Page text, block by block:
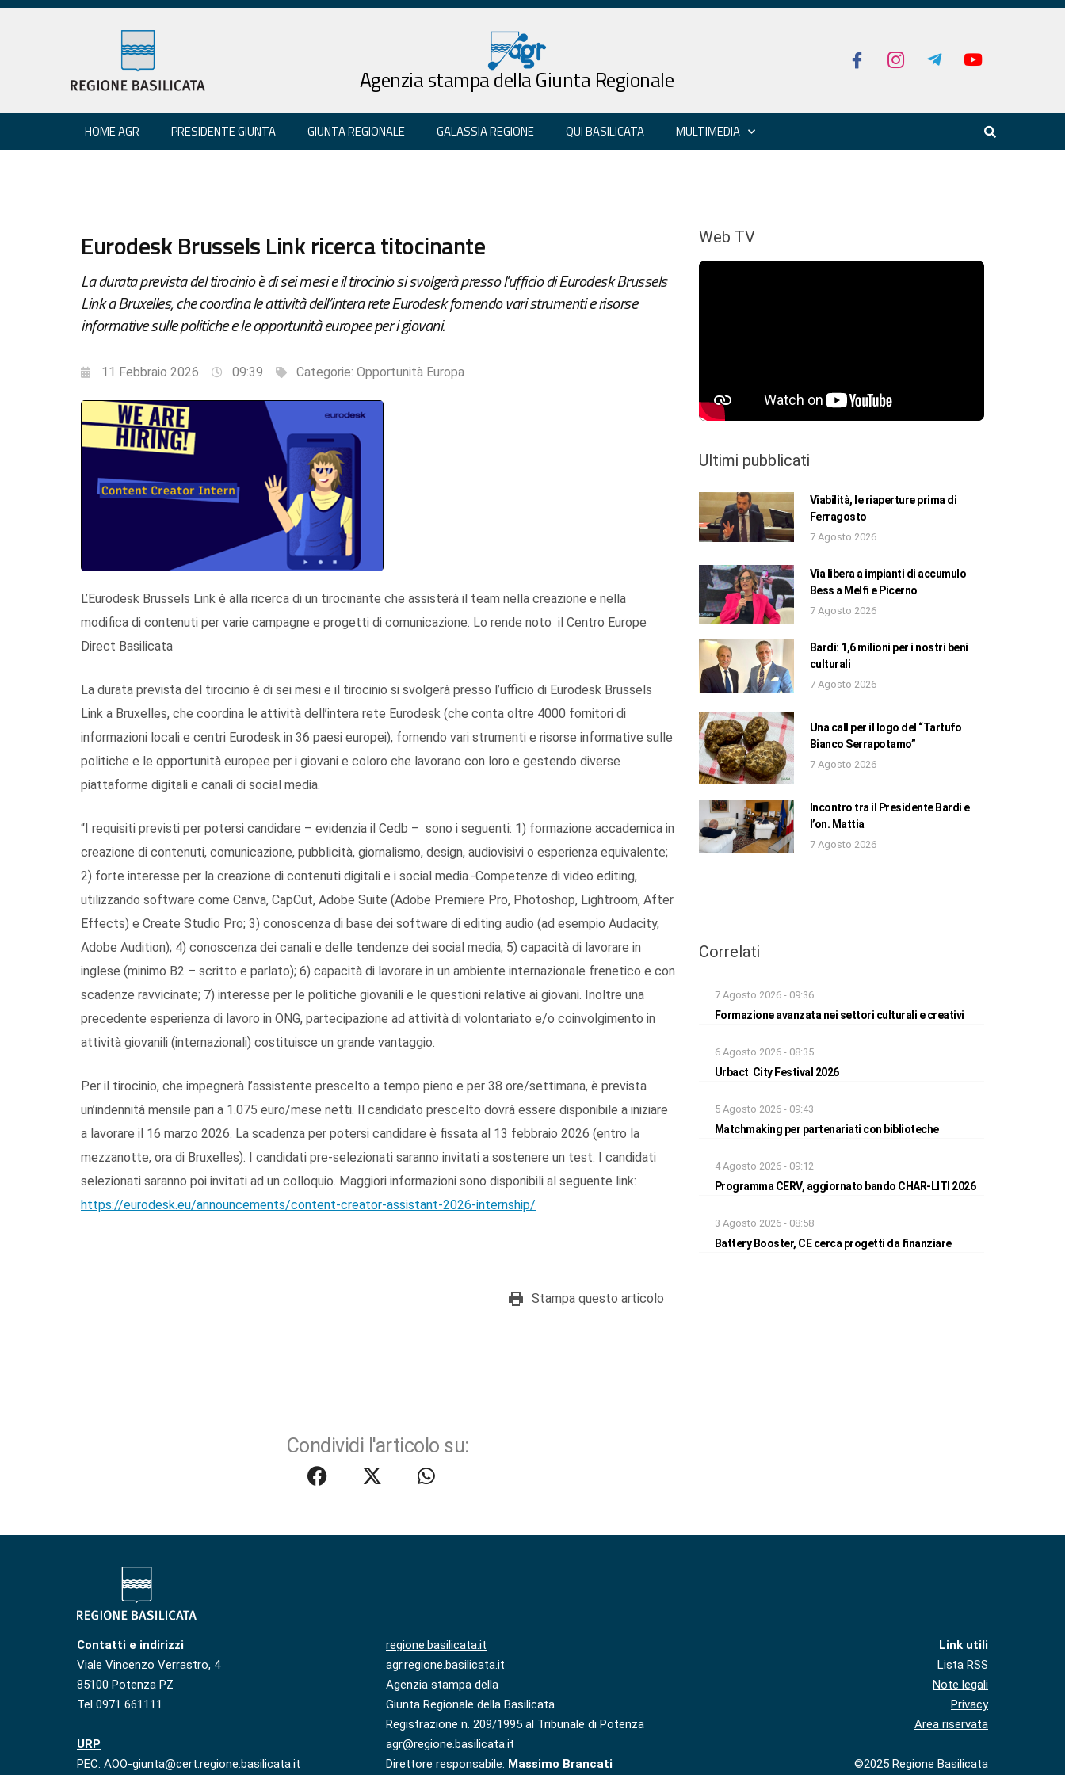
Agenzia stampa della Giunta Regionale
HOME AGR PRESIDENTE GIUNTA GIUNTA REGIONALE GALASSIA REGIONE QUI BASILICATA MULTIMEDIA
Eurodesk Brussels Link ricerca titocinante
La durata prevista del tirocinio è di sei mesi e il tirocinio si svolgerà presso l'ufficio di Eurodesk Brussels
Link a Bruxelles, che coordina le attività dell’intera rete Eurodesk fornendo vari strumenti e risorse
informative sulle politiche e le opportunità europee per i giovani.
11 Febbraio 2026 09:39 Categorie: Opportunità Europa
L’Eurodesk Brussels Link è alla ricerca di un tirocinante che assisterà il team nella creazione e nella
modifica di contenuti per varie campagne e progetti di comunicazione. Lo rende noto il Centro Europe
Direct Basilicata
La durata prevista del tirocinio è di sei mesi e il tirocinio si svolgerà presso l’ufficio di Eurodesk Brussels
Link a Bruxelles, che coordina le attività dell’intera rete Eurodesk (che conta oltre 4000 fornitori di
informazioni locali e centri Eurodesk in 36 paesi europei), fornendo vari strumenti e risorse informative sulle
politiche e le opportunità europee per i giovani e coloro che lavorano con loro e gestendo diverse
piattaforme digitali e canali di social media.
“I requisiti previsti per potersi candidare – evidenzia il Cedb – sono i seguenti: 1) formazione accademica in
creazione di contenuti, comunicazione, pubblicità, giornalismo, design, audiovisivi o esperienza equivalente;
2) forte interesse per la creazione di contenuti digitali e i social media.-Competenze di video editing,
utilizzando software come Canva, CapCut, Adobe Suite (Adobe Premiere Pro, Photoshop, Lightroom, After
Effects) e Create Studio Pro; 3) conoscenza di base dei software di editing audio (ad esempio Audacity,
Adobe Audition); 4) conoscenza dei canali e delle tendenze dei social media; 5) capacità di lavorare in
inglese (minimo B2 – scritto e parlato); 6) capacità di lavorare in un ambiente internazionale frenetico e con
scadenze ravvicinate; 7) interesse per le politiche giovanili e le questioni relative ai giovani. Inoltre una
precedente esperienza di lavoro in ONG, partecipazione ad attività di volontariato e/o coinvolgimento in
attività giovanili (internazionali) costituisce un grande vantaggio.
Per il tirocinio, che impegnerà l’assistente prescelto a tempo pieno e per 38 ore/settimana, è prevista
un’indennità mensile pari a 1.075 euro/mese netti. Il candidato prescelto dovrà essere disponibile a iniziare
a lavorare il 16 marzo 2026. La scadenza per potersi candidare è fissata al 13 febbraio 2026 (entro la
mezzanotte, ora di Bruxelles). I candidati pre-selezionati saranno invitati a sostenere un test. I candidati
selezionati saranno poi invitati ad un colloquio. Maggiori informazioni sono disponibili al seguente link:
https://eurodesk.eu/announcements/content-creator-assistant-2026-internship/
Stampa questo articolo
Condividi l'articolo su:
Web TV
Ultimi pubblicati
Viabilità, le riaperture prima di
Ferragosto
7 Agosto 2026
Via libera a impianti di accumulo
Bess a Melfi e Picerno
7 Agosto 2026
Bardi: 1,6 milioni per i nostri beni
culturali
7 Agosto 2026
Una call per il logo del “Tartufo
Bianco Serrapotamo”
7 Agosto 2026
Incontro tra il Presidente Bardi e
l’on. Mattia
7 Agosto 2026
Correlati
7 Agosto 2026 - 09:36
Formazione avanzata nei settori culturali e creativi
6 Agosto 2026 - 08:35
Urbact City Festival 2026
5 Agosto 2026 - 09:43
Matchmaking per partenariati con biblioteche
4 Agosto 2026 - 09:12
Programma CERV, aggiornato bando CHAR-LITI 2026
3 Agosto 2026 - 08:58
Battery Booster, CE cerca progetti da finanziare
Contatti e indirizzi
Viale Vincenzo Verrastro, 4
85100 Potenza PZ
Tel 0971 661111
URP
PEC: AOO-giunta@cert.regione.basilicata.it
regione.basilicata.it
agr.regione.basilicata.it
Agenzia stampa della
Giunta Regionale della Basilicata
Registrazione n. 209/1995 al Tribunale di Potenza
agr@regione.basilicata.it
Direttore responsabile: Massimo Brancati
Link utili
Lista RSS
Note legali
Privacy
Area riservata
©2025 Regione Basilicata